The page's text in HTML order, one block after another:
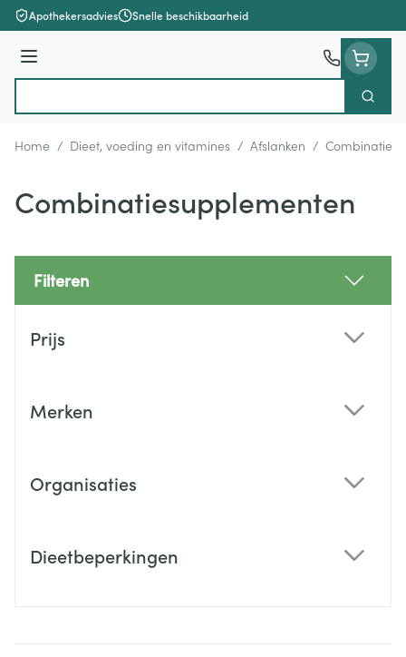
Ga naar de inhoud
Apothekersadvies Snelle beschikbaarheid
Menu
Zoek
Home / Dieet, voeding en vitamines / Afslanken /
Combinatiesupplementen
Filteren
Prijs
Merken
Organisaties
Dieetbeperkingen